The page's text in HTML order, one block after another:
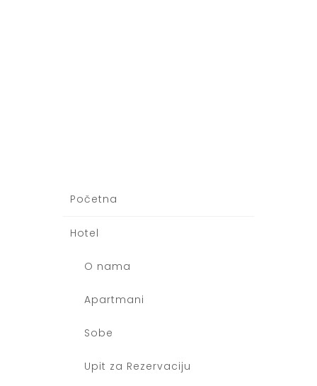
Početna
Hotel
O nama
Apartmani
Sobe
Upit za Rezervaciju